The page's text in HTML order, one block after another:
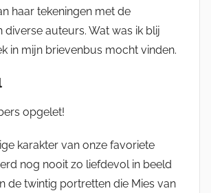
haar tekeningen met de
diverse auteurs. Wat was ik blij
in mijn brievenbus mocht vinden.
opgelet!
karakter van onze favoriete
nog nooit zo liefdevol in beeld
de twintig portretten die Mies van